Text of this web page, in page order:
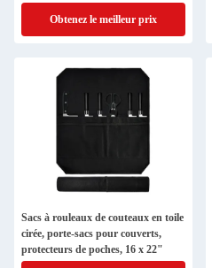
Obtenez le meilleur prix
Sacs à rouleaux de couteaux en toile
cirée, porte-sacs pour couverts,
protecteurs de poches, 16 x 22"